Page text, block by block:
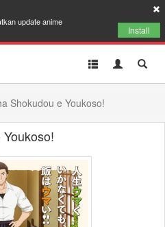
update anime
Install
Toggle
Toggle
Shokudou e Youkoso!